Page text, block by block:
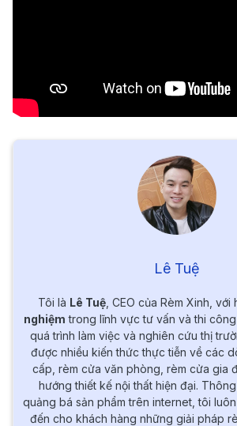
Lê Tuệ
Tôi là Lê Tuệ , CEO của Rèm Xinh, với
nghiệm trong lĩnh vực tư vấn và thi
quá trình làm việc và nghiên cứu thị
được nhiều kiến thức thực tiễn về các
cấp, rèm cửa văn phòng, rèm cửa gia
hướng thiết kế nội thất hiện đại.
quảng bá sản phẩm trên internet, tôi
đến cho khách hàng những giải pháp